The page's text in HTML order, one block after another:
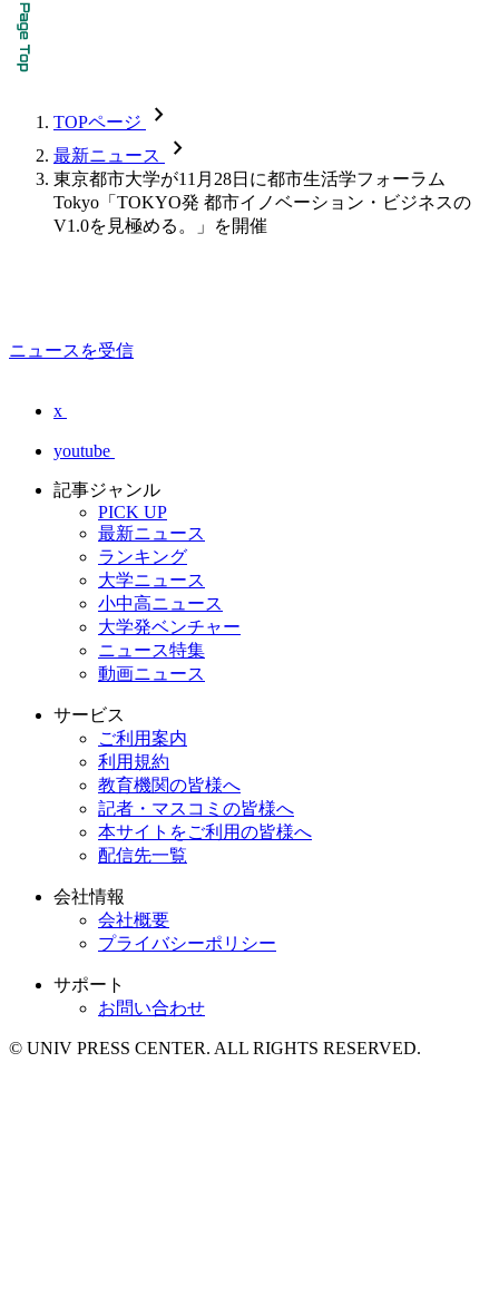
TOPページ chevron_forward
最新ニュース chevron_forward
東京都市大学が11月28日に都市生活学フォーラム
Tokyo「TOKYO発 都市イノベーション・ビジネスの
V1.0を見極める。」を開催
ニュースを受信
x
youtube
記事ジャンル
PICK UP
最新ニュース
ランキング
大学ニュース
小中高ニュース
大学発ベンチャー
ニュース特集
動画ニュース
サービス
ご利用案内
利用規約
教育機関の皆様へ
記者・マスコミの皆様へ
本サイトをご利用の皆様へ
配信先一覧
会社情報
会社概要
プライバシーポリシー
サポート
お問い合わせ
© UNIV PRESS CENTER. ALL RIGHTS RESERVED.